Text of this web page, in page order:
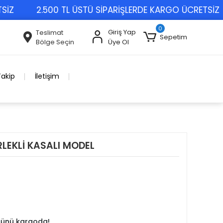
2.500 TL ÜSTÜ SİPARİŞLERDE KARGO ÜCRETSİZ
Teslimat
Bölge Seçin
Giriş Yap
Üye Ol
0
Sepetim
İletişim
KASALI MODEL